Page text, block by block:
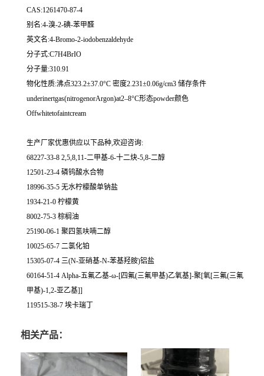
CAS:1261470-87-4
别名:4-溴-2-碘-苯甲醛
英文名:4-Bromo-2-iodobenzaldehyde
分子式:C7H4BrIO
分子量:310.91
物化性质:沸点323.2±37.0°C 密度2.231±0.06g/cm3 储存条件
underinertgas(nitrogenorArgon)at2–8°C形态powder颜色
Offwhitetofaintcream
生产厂家优惠供应以下品种,欢迎咨询:
68227-33-8 2,5,8,11-二甲基-6-十二炔-5,8-二醇
12501-23-4 磷钨酸水合物
18996-35-5 无水柠檬酸单钠盐
1934-21-0 柠檬黄
8002-75-3 棕榈油
25190-06-1 聚四氢呋喃二醇
10025-65-7 二氯化铂
15305-07-4 三(N-亚硝基-N-苯基羟胺)铝盐
60164-51-4 Alpha-五氟乙基-ω-[四氟(三氟甲基)乙氧基]-聚[氧[三氟(三氟
甲基)-1,2-亚乙基]]
119515-38-7 埃卡瑞丁
相关产品：